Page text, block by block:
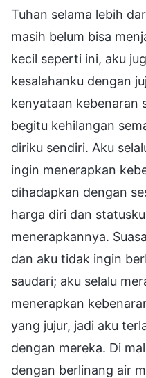
Tuhan selama lebih
masih belum bisa
kecil seperti ini, aku
kesalahanku dengan
kenyataan kebenaran
begitu kehilangan
diriku sendiri. Aku
ingin menerapkan
dihadapkan dengan
harga diri dan
menerapkannya.
dan aku tidak ingin
saudari; aku selalu
menerapkan
yang jujur, jadi aku
dengan mereka. Di
dengan berlinang air